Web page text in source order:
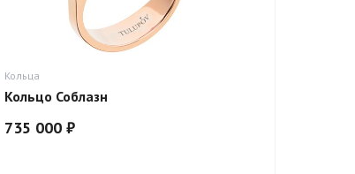
Кольца
Кольцо Соблазн
735 000 ₽